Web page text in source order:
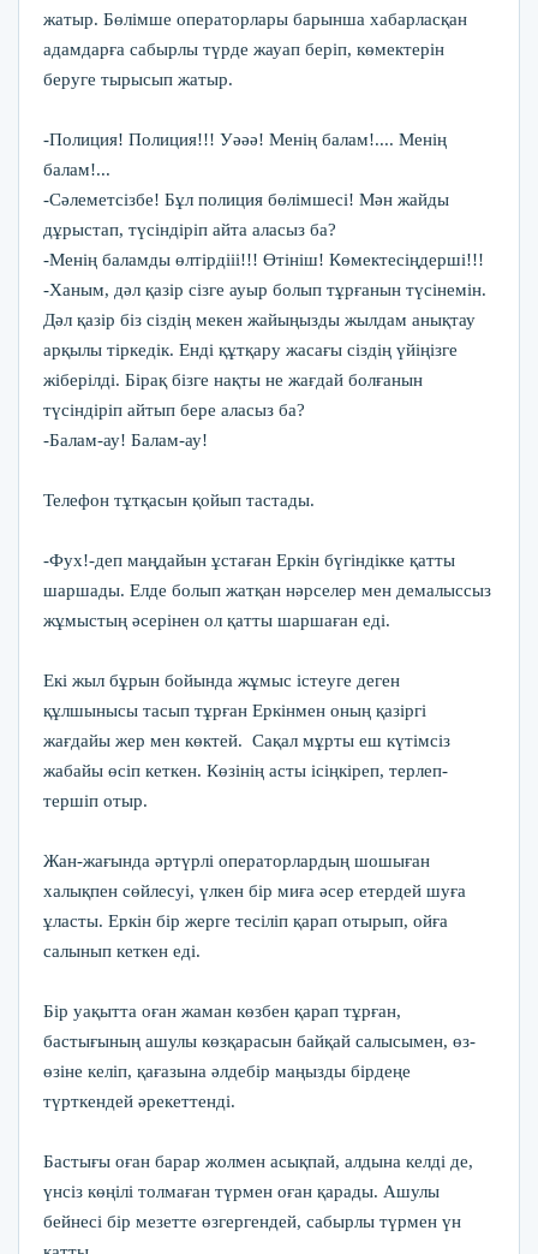
жатыр. Бөлімше операторлары барынша хабарласқан
адамдарға сабырлы түрде жауап беріп, көмектерін
беруге тырысып жатыр.
-Полиция! Полиция!!! Уәәә! Менің балам!.... Менің
балам!...
-Сәлеметсізбе! Бұл полиция бөлімшесі! Мән жайды
дұрыстап, түсіндіріп айта аласыз ба?
-Менің баламды өлтірдііі!!! Өтініш! Көмектесіңдерші!!!
-Ханым, дәл қазір сізге ауыр болып тұрғанын түсінемін.
Дәл қазір біз сіздің мекен жайыңызды жылдам анықтау
арқылы тіркедік. Енді құтқару жасағы сіздің үйіңізге
жіберілді. Бірақ бізге нақты не жағдай болғанын
түсіндіріп айтып бере аласыз ба?
-Балам-ау! Балам-ау!
Телефон тұтқасын қойып тастады.
-Фух!-деп маңдайын ұстаған Еркін бүгіндікке қатты
шаршады. Елде болып жатқан нәрселер мен демалыссыз
жұмыстың әсерінен ол қатты шаршаған еді.
Екі жыл бұрын бойында жұмыс істеуге деген
құлшынысы тасып тұрған Еркінмен оның қазіргі
жағдайы жер мен көктей. Сақал мұрты еш күтімсіз
жабайы өсіп кеткен. Көзінің асты ісіңкіреп, терлеп-
тершіп отыр.
Жан-жағында әртүрлі операторлардың шошыған
халықпен сөйлесуі, үлкен бір миға әсер етердей шуға
ұласты. Еркін бір жерге тесіліп қарап отырып, ойға
салынып кеткен еді.
Бір уақытта оған жаман көзбен қарап тұрған,
бастығының ашулы көзқарасын байқай салысымен, өз-
өзіне келіп, қағазына әлдебір маңызды бірдеңе
түрткендей әрекеттенді.
Бастығы оған барар жолмен асықпай, алдына келді де,
үнсіз көңілі толмаған түрмен оған қарады. Ашулы
бейнесі бір мезетте өзгергендей, сабырлы түрмен үн